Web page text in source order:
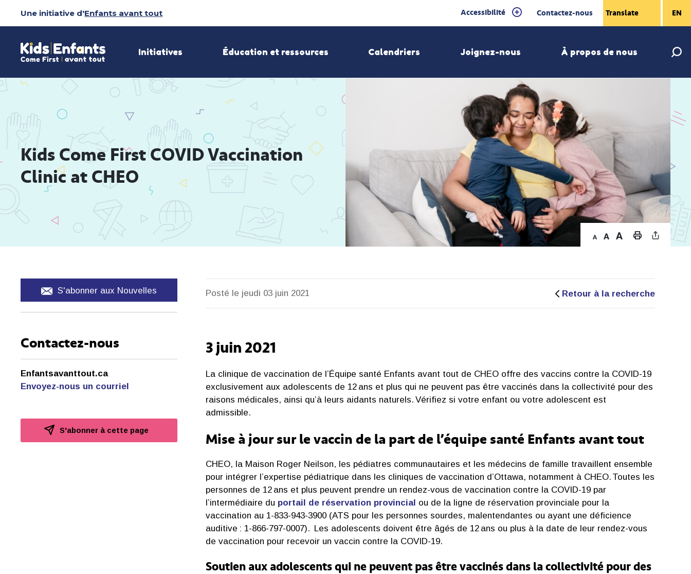
Une initiative d'Enfants avant tout Accessibilité Contactez-nous EN
Initiatives Éducation et ressources Calendriers Joignez-nous À propos de nous
Kids Come First COVID Vaccination
Clinic at CHEO
S'abonner aux Nouvelles
Contactez-nous
Enfantsavanttout.ca
Envoyez-nous un courriel
S'abonner à cette page
Posté le jeudi 03 juin 2021 Retour à la recherche
3 juin 2021
La clinique de vaccination de l’Équipe santé Enfants avant tout de CHEO offre des vaccins contre la COVID-19
exclusivement aux adolescents de 12 ans et plus qui ne peuvent pas être vaccinés dans la collectivité pour des
raisons médicales, ainsi qu’à leurs aidants naturels. Vérifiez si votre enfant ou votre adolescent est
admissible.
Mise à jour sur le vaccin de la part de l’équipe santé Enfants avant tout
CHEO, la Maison Roger Neilson, les pédiatres communautaires et les médecins de famille travaillent ensemble
pour intégrer l’expertise pédiatrique dans les cliniques de vaccination d’Ottawa, notamment à CHEO. Toutes les
personnes de 12 ans et plus peuvent prendre un rendez-vous de vaccination contre la COVID-19 par
l’intermédiaire du portail de réservation provincial ou de la ligne de réservation provinciale pour la
vaccination au 1-833-943-3900 (ATS pour les personnes sourdes, malentendantes ou ayant une déficience
auditive : 1-866-797-0007). Les adolescents doivent être âgés de 12 ans ou plus à la date de leur rendez-vous
de vaccination pour recevoir un vaccin contre la COVID-19.
Soutien aux adolescents qui ne peuvent pas être vaccinés dans la collectivité pour des